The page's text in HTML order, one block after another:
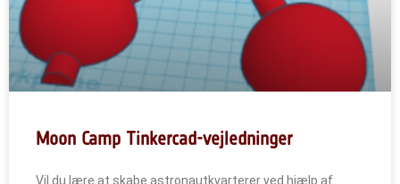
Moon Camp Tinkercad-vejledninger
Vil du lære at skabe astronautkvarterer ved hjælp af